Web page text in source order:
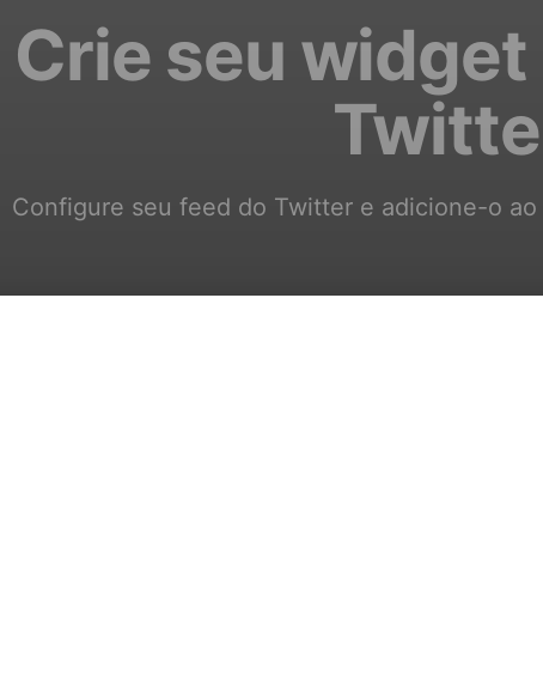
Crie seu
Configure seu feed do Twitter e adicione-o